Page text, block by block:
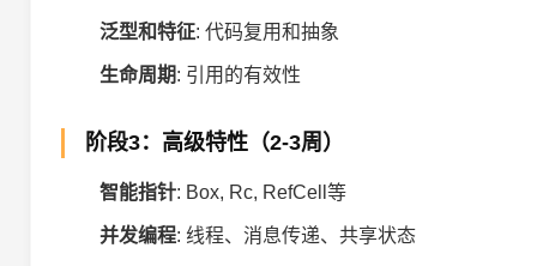
泛型和特征: 代码复用和抽象
生命周期: 引用的有效性
阶段3：高级特性（2-3周）
智能指针: Box, Rc, RefCell等
并发编程: 线程、消息传递、共享状态